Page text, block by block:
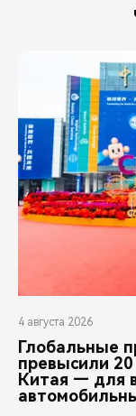
4 августа 2026
Глобальные
превысили
Китая — для